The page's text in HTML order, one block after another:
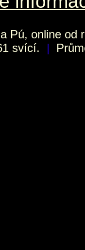
a Pú, online od
svící.
|